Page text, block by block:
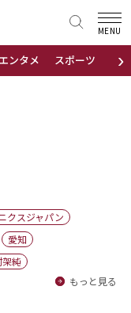
›
エンタメ スポーツ 地域
MENU
クスジャパン
愛知
純
もっと見る